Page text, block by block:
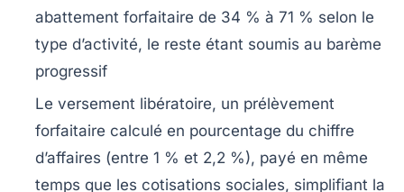
abattement forfaitaire de 34 % à 71 % selon le
type d’activité, le reste étant soumis au barème
progressif
Le versement libératoire, un prélèvement
forfaitaire calculé en pourcentage du chiffre
d’affaires (entre 1 % et 2,2 %), payé en même
temps que les cotisations sociales, simplifiant la